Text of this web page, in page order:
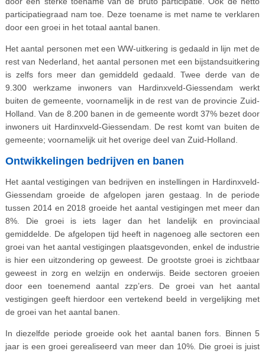
participatiegraad nam toe. Deze toename is met name te verklaren
door een groei in het totaal aantal banen.
Het aantal personen met een WW-uitkering is gedaald in lijn met de
rest van Nederland, het aantal personen met een bijstandsuitkering
is zelfs fors meer dan gemiddeld gedaald. Twee derde van de
9.300 werkzame inwoners van Hardinxveld-Giessendam werkt
buiten de gemeente, voornamelijk in de rest van de provincie Zuid-
Holland. Van de 8.200 banen in de gemeente wordt 37% bezet door
inwoners uit Hardinxveld-Giessendam. De rest komt van buiten de
gemeente; voornamelijk uit het overige deel van Zuid-Holland.
Ontwikkelingen bedrijven en banen
Het aantal vestigingen van bedrijven en instellingen in Hardinxveld-
Giessendam groeide de afgelopen jaren gestaag. In de periode
tussen 2014 en 2018 groeide het aantal vestigingen met meer dan
8%. Die groei is iets lager dan het landelijk en provinciaal
gemiddelde. De afgelopen tijd heeft in nagenoeg alle sectoren een
groei van het aantal vestigingen plaatsgevonden, enkel de industrie
is hier een uitzondering op geweest. De grootste groei is zichtbaar
geweest in zorg en welzijn en onderwijs. Beide sectoren groeien
door een toenemend aantal zzp’ers. De groei van het aantal
vestigingen geeft hierdoor een vertekend beeld in vergelijking met
de groei van het aantal banen.
In diezelfde periode groeide ook het aantal banen fors. Binnen 5
jaar is een groei gerealiseerd van meer dan 10%. Die groei is juist